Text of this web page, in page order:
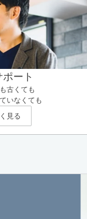
ート
古くても
いなくても
見る